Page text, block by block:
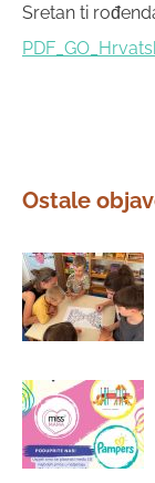
Sretan ti
Ostale